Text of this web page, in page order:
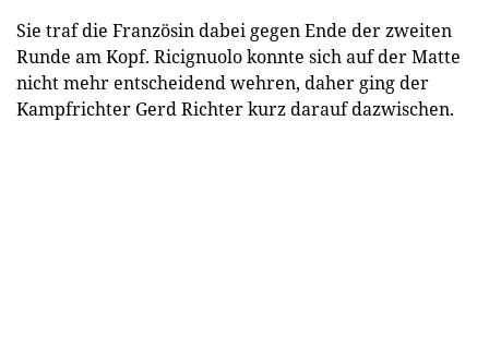
Sie traf die Französin dabei gegen Ende der zweiten
Runde am Kopf. Ricignuolo konnte sich auf der Matte
nicht mehr entscheidend wehren, daher ging der
Kampfrichter Gerd Richter kurz darauf dazwischen.